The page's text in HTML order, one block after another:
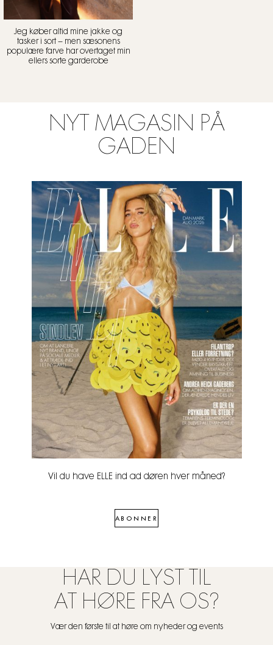
Jeg køber altid mine jakke og
tasker i sort – men sæsonens
populære farve har overtaget min
ellers sorte garderobe
NYT MAGASIN PÅ
GADEN
Vil du have ELLE ind ad døren hver måned?
ABONNER
HAR DU LYST TIL
AT HØRE FRA OS?
Vær den første til at høre om nyheder og events